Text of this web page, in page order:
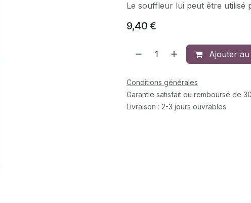
Le souffleur lui peut être utilisé
9,40 €
Ajouter
Conditions générales
Garantie satisfait ou remboursé de
Livraison : 2-3 jours ouvrables